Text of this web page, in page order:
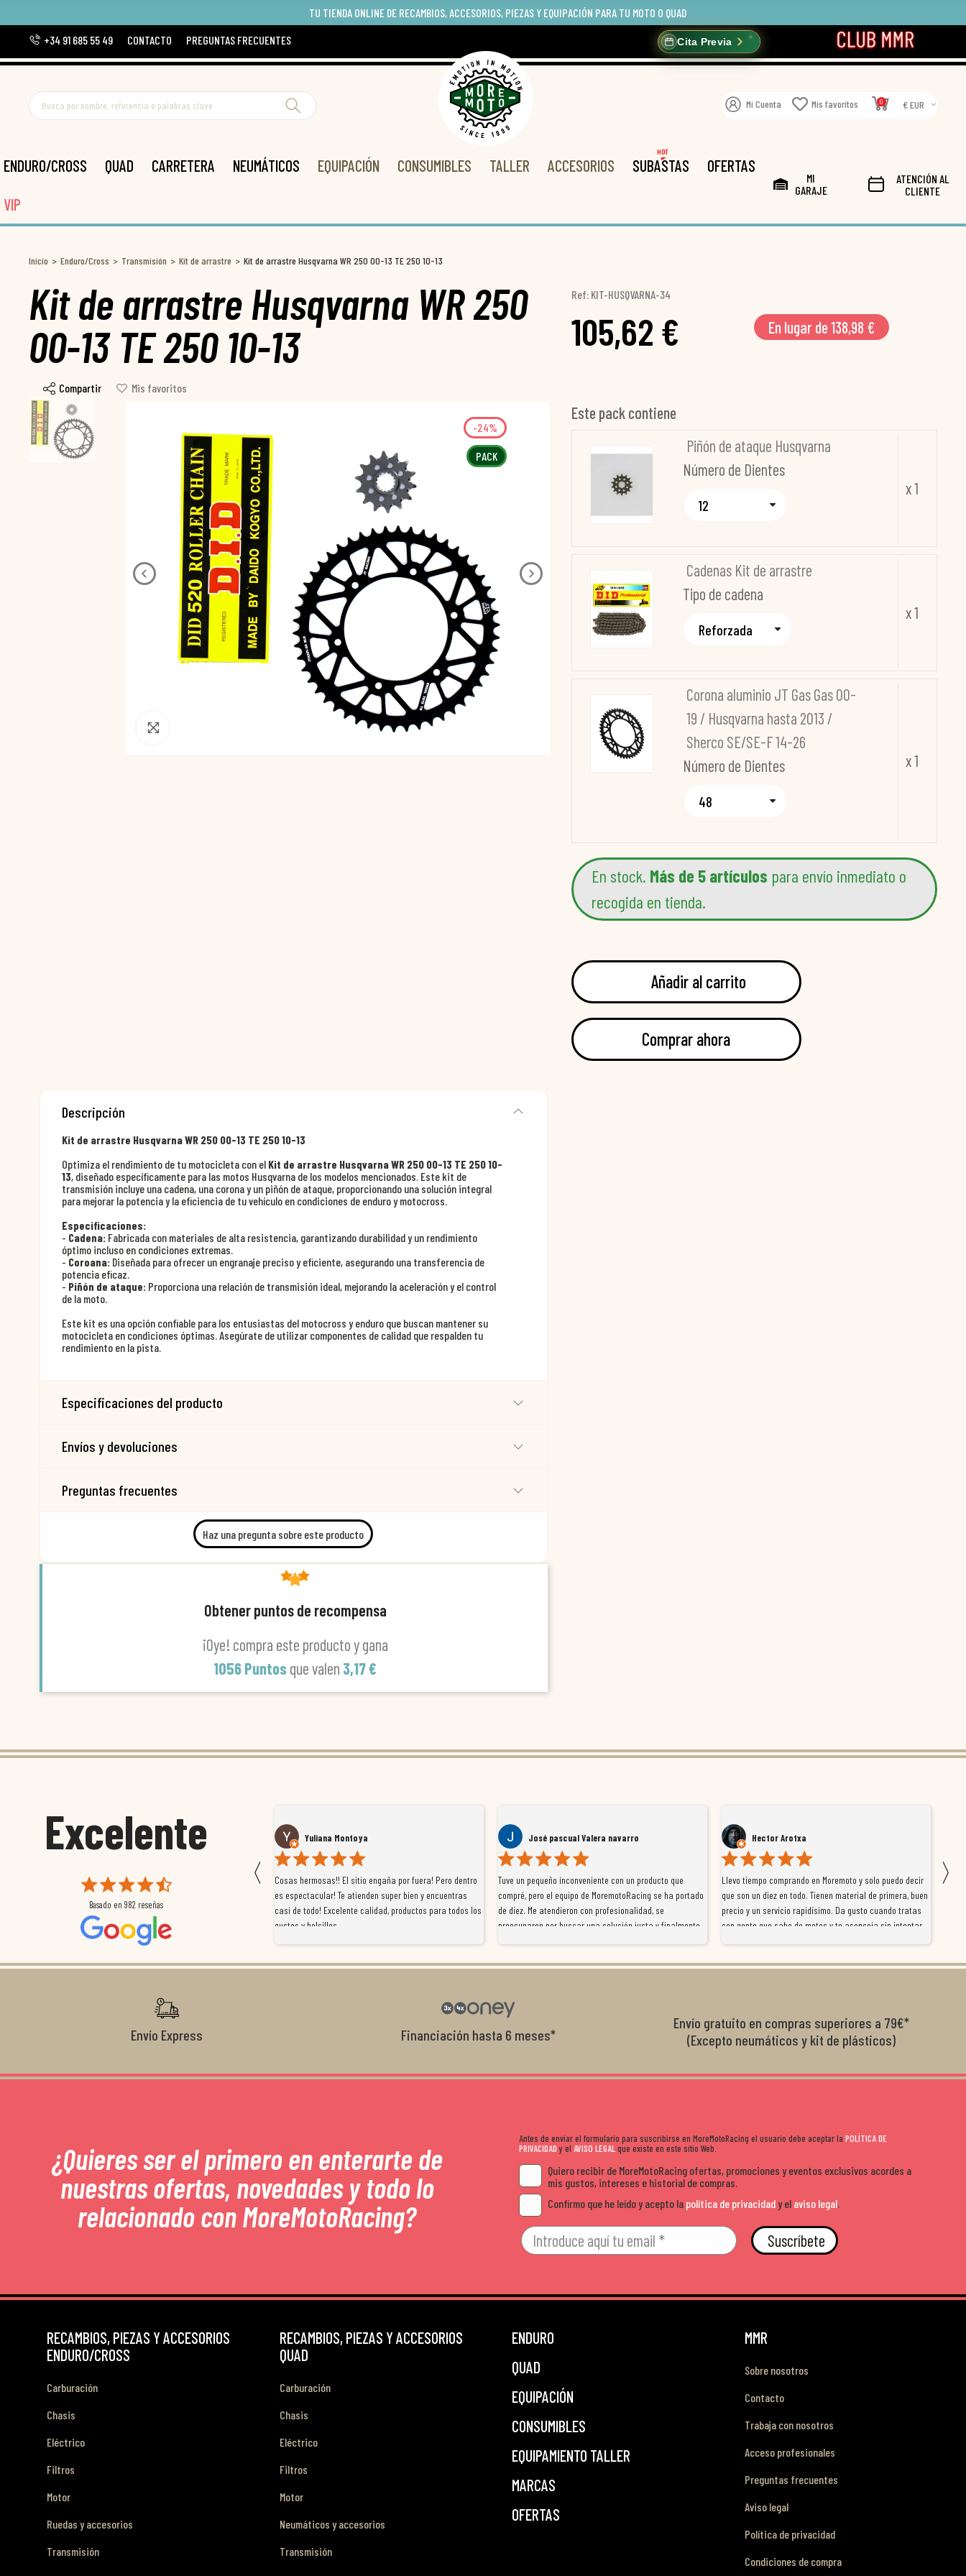
TU TIENDA ONLINE DE RECAMBIOS, ACCESORIOS, PIEZAS Y EQUIPACIÓN PARA TU MOTO O QUAD
+34 91 685 55 49
CONTACTO PREGUNTAS FRECUENTES Cita Previa
Mi Cuenta Mis favoritos 0 € EUR
ENDURO/CROSS QUAD CARRETERA NEUMÁTICOS EQUIPACIÓN CONSUMIBLES TALLER ACCESORIOS SUBASTAS
HOT
OFERTAS
VIP
MI
GARAJE
ATENCIÓN AL
CLIENTE
Inicio Enduro/Cross Transmisión Kit de arrastre Kit de arrastre Husqvarna WR 250 00-13 TE 250 10-13
Kit de arrastre Husqvarna WR 250
00-13 TE 250 10-13
Compartir Mis favoritos
Ref: KIT-HUSQVARNA-34
105,62 € En lugar de 138,98 €
PACK
-24%
Este pack contiene
Piñón de ataque Husqvarna
Número de Dientes
x 1
Cadenas Kit de arrastre
Tipo de cadena
x 1
Corona aluminio JT Gas Gas 00-
19 / Husqvarna hasta 2013 /
Sherco SE/SE-F 14-26
Número de Dientes
x 1
En stock. Más de 5 artículos para envío inmediato o
recogida en tienda.
Añadir al carrito
Comprar ahora
Descripción
Kit de arrastre Husqvarna WR 250 00-13 TE 250 10-13
Optimiza el rendimiento de tu motocicleta con el Kit de arrastre Husqvarna WR 250 00-13 TE 250 10-
13, diseñado específicamente para las motos Husqvarna de los modelos mencionados. Este kit de
transmisión incluye una cadena, una corona y un piñón de ataque, proporcionando una solución integral
para mejorar la potencia y la eficiencia de tu vehículo en condiciones de enduro y motocross.
Especificaciones:
- Cadena: Fabricada con materiales de alta resistencia, garantizando durabilidad y un rendimiento
óptimo incluso en condiciones extremas.
- Coroana: Diseñada para ofrecer un engranaje preciso y eficiente, asegurando una transferencia de
potencia eficaz.
- Piñón de ataque: Proporciona una relación de transmisión ideal, mejorando la aceleración y el control
de la moto.
Este kit es una opción confiable para los entusiastas del motocross y enduro que buscan mantener su
motocicleta en condiciones óptimas. Asegúrate de utilizar componentes de calidad que respalden tu
rendimiento en la pista.
Especificaciones del producto
Envíos y devoluciones
Preguntas frecuentes
Haz una pregunta sobre este producto
Obtener puntos de recompensa
¡Oye! compra este producto y gana
1056 Puntos que valen 3,17 €
Excelente
Basado en 982 reseñas
〈
Susana García Luis
Magnífica atención al cliente. Tuvimos un pequeño
retraso en el pedido y desde el minuto uno se
preocuparon por ayudarnos en todo. Gracias a Sergio,
magnífico gestor... atento, amable, un servicio de 10.
Gracias de nuevo por todo!
Yuliana Montoya
Cosas hermosas!! El sitio engaña por fuera! Pero dentro
es espectacular! Te atienden super bien y encuentras
casi de todo! Excelente calidad, productos para todos los
gustos y bolsillos
José pascual Valera navarro
Tuve un pequeño inconveniente con un producto que
compré, pero el equipo de MoremotoRacing se ha portado
de diez. Me atendieron con profesionalidad, se
preocuparon por buscar una solución justa y finalmente
con el cliente, y me ofrecieron unas condiciones de
recomendables.
Hector Arotxa
Llevo tiempo comprando en Moremoto y solo puedo decir
que son un diez en todo. Tienen material de primera, buen
precio y un servicio rapidísimo. Da gusto cuando tratas
con gente que sabe de motos y te aconseja sin intentar
el cliente y que disfrutan lo que hacen. Si te gusta la
años
〉
Envío Express Financiación hasta 6 meses*
Envío gratuito en compras superiores a 79€*
(Excepto neumáticos y kit de plásticos)
¿Quieres ser el primero en enterarte de
nuestras ofertas, novedades y todo lo
relacionado con MoreMotoRacing?
Antes de enviar el formulario para suscribirse en MoreMotoRacing el usuario debe aceptar la POLÍTICA DE
PRIVACIDADy el AVISO LEGALque existe en este sitio Web.
Quiero recibir de MoreMotoRacing ofertas, promociones y eventos exclusivos acordes a
mis gustos, intereses e historial de compras.
Confirmo que he leído y acepto la política de privacidady el aviso legal.
Suscríbete
RECAMBIOS, PIEZAS Y ACCESORIOS
ENDURO/CROSS
Carburación
Chasis
Eléctrico
Filtros
Motor
Ruedas y accesorios
Transmisión
RECAMBIOS, PIEZAS Y ACCESORIOS
QUAD
Carburación
Chasis
Eléctrico
Filtros
Motor
Neumáticos y accesorios
Transmisión
ENDURO
QUAD
EQUIPACIÓN
CONSUMIBLES
EQUIPAMIENTO TALLER
MARCAS
OFERTAS
MMR
Sobre nosotros
Contacto
Trabaja con nosotros
Acceso profesionales
Preguntas frecuentes
Aviso legal
Política de privacidad
Condiciones de compra